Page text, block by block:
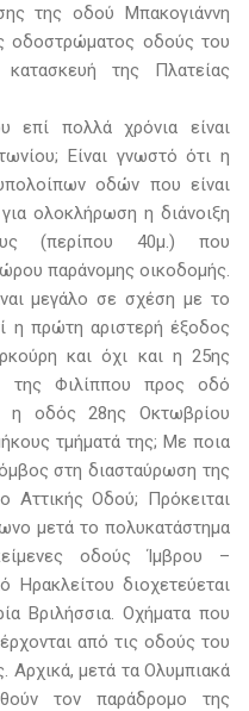
της οδού Μπακογιάννη
οδοστρώματος οδούς του
της Πλατείας
επί πολλά χρόνια είναι
Είναι γνωστό ότι η
οδών που είναι
ολοκλήρωση η διάνοιξη
(περίπου 40μ.) που
παράνομης οικοδομής.
μεγάλο σε σχέση με το
η πρώτη αριστερή έξοδος
και όχι και η 25ης
της Φιλίππου προς οδό
η οδός 28ης Οκτωβρίου
τμήματά της; Με ποια
στη διασταύρωση της
Αττικής Οδού; Πρόκειται
μετά το πολυκατάστημα
οδούς Ίμβρου –
διοχετεύεται
Βριλήσσια. Οχήματα που
από τις οδούς του
Αρχικά, μετά τα Ολυμπιακά
τον παράδρομο της